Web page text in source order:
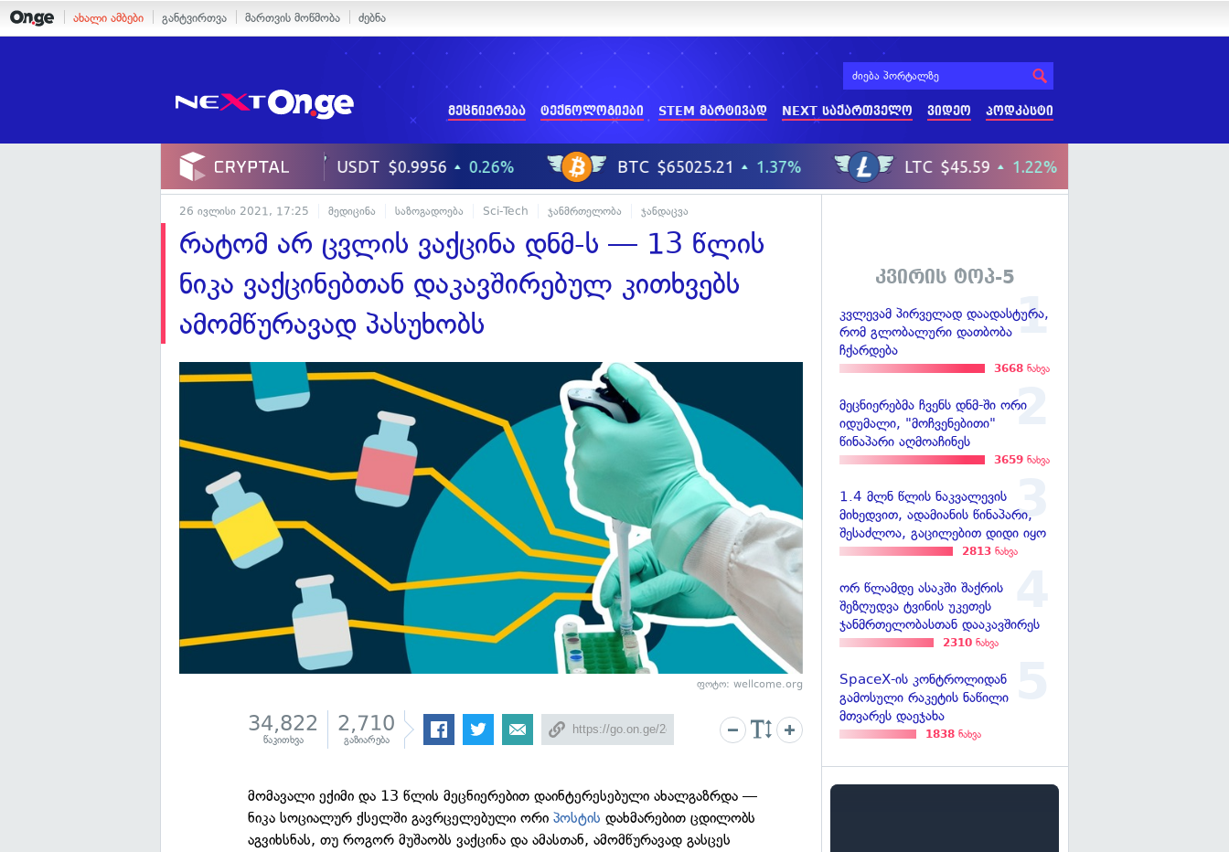
ახალი ამბები განტვირთვა მართვის მოწმობა ძებნა
მეცნიერება ტექნოლოგიები STEM მარტივად NEXT საქართველო ვიდეო პოდკასტი
26 ივლისი 2021, 17:25 მედიცინა საზოგადოება Sci-Tech ჯანმრთელობა ჯანდაცვა
რატომ არ ცვლის ვაქცინა დნმ-ს — 13 წლის
ნიკა ვაქცინებთან დაკავშირებულ კითხვებს
ამომწურავად პასუხობს
ფოტო: wellcome.org
34,822
წაკითხვა
2,710
გაზიარება
მომავალი ექიმი და 13 წლის მეცნიერებით დაინტერესებული ახალგაზრდა —
ნიკა სოციალურ ქსელში გავრცელებული ორიპოსტის დახმარებით ცდილობს
აგვიხსნას, თუ როგორ მუშაობს ვაქცინა და ამასთან, ამომწურავად გასცეს
კვირის ტოპ-5
კვლევამ პირველად დაადასტურა,
რომ გლობალური დათბობა
ჩქარდება
3668 ნახვა
მეცნიერებმა ჩვენს დნმ-ში ორი
იდუმალი, "მოჩვენებითი"
წინაპარი აღმოაჩინეს
3659 ნახვა
1.4 მლნ წლის ნაკვალევის
მიხედვით, ადამიანის წინაპარი,
შესაძლოა, გაცილებით დიდი იყო
2813 ნახვა
ორ წლამდე ასაკში შაქრის
შეზღუდვა ტვინის უკეთეს
ჯანმრთელობასთან დააკავშირეს
2310 ნახვა
SpaceX-ის კონტროლიდან
გამოსული რაკეტის ნაწილი
მთვარეს დაეჯახა
1838 ნახვა